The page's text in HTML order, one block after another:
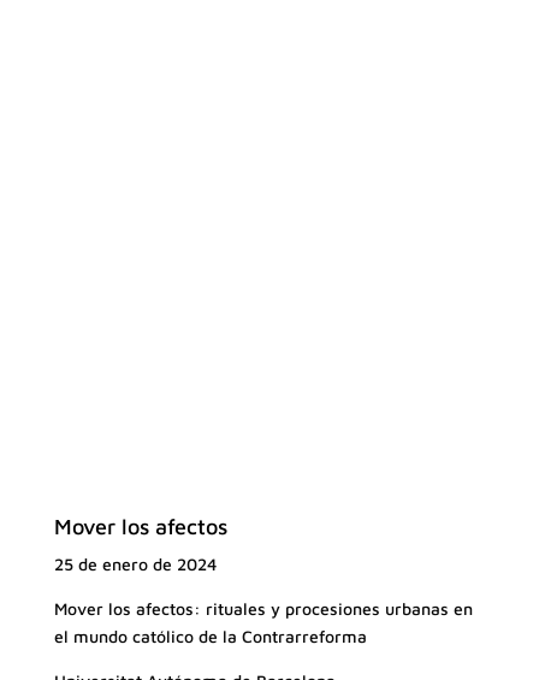
Mover los afectos
25 de enero de 2024
Mover los afectos: rituales y procesiones urbanas en
el mundo católico de la Contrarreforma